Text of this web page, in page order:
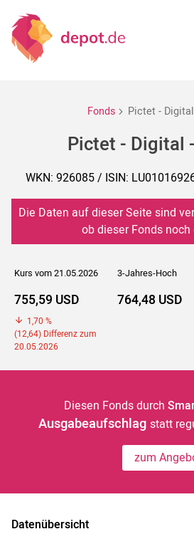
Fonds Pictet -
Pictet - Digital
WKN: 926085 / ISIN:
Die Daten auf dieser Seite sind
ob dieser Fonds
Kurs vom 21.05.2026 3-Jahres-Hoch
755,59 USD
1,70 %
(12,64) Differenz zum
20.05.2026
764,48 USD
Diesen Fonds durch
Ausgabeaufschlagstatt
zum
Datenübersicht